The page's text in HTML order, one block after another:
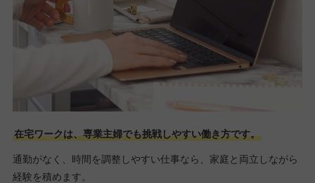
在宅ワークは、専業主婦でも挑戦しやすい働き方です。
通勤がなく、時間を調整しやすい仕事なら、家庭と両立しながら
経験を積めます。